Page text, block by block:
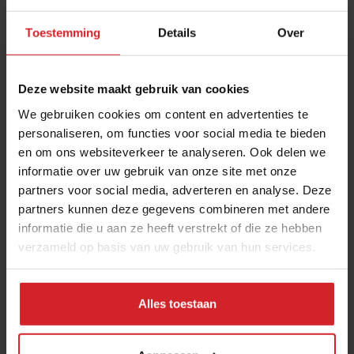
Toestemming Details Over
Deze website maakt gebruik van cookies
We gebruiken cookies om content en advertenties te
personaliseren, om functies voor social media te bieden
en om ons websiteverkeer te analyseren. Ook delen we
informatie over uw gebruik van onze site met onze
partners voor social media, adverteren en analyse. Deze
partners kunnen deze gegevens combineren met andere
informatie die u aan ze heeft verstrekt of die ze hebben
verzameld op basis van uw gebruik van hun services.
Alles toestaan
allerleukste om weer van begin af aan opnieuw te
‘oneetbaar’, maar waar ik hopelijk ook weer waarde aan
toe kan voegen. Zie mij maar als de duurzame tovenaar
van de foodbranche.”
Sofie Zwagerman Villas Boas was een van de HAS-
studenten die tijdens de HAS Food Experience 2023
haar innovaties presenteerde.Bekijk hier de andere
innovaties »
Maaike de Reuver
Over deze auteur